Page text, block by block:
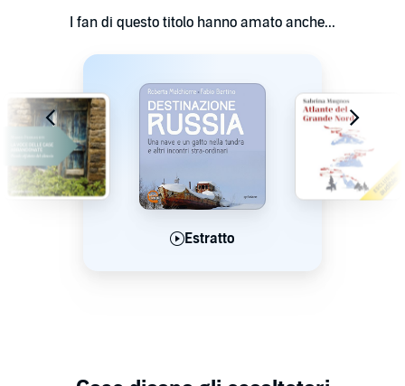
I fan di questo titolo hanno amato anche...
Estratto